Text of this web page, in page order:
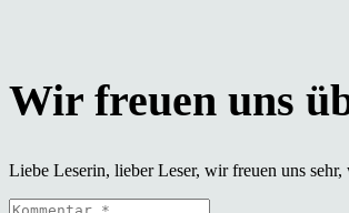
Liebe Leserin, lieber Leser, wir freuen uns